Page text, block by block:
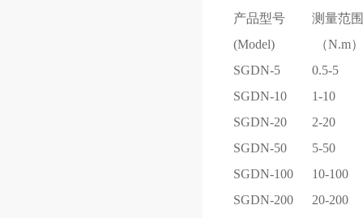
产品型号
(Model)
测量范围
（N.m）
SGDN-5
0.5-5
SGDN-10
1-10
SGDN-20
2-20
SGDN-50
5-50
SGDN-100
10-100
SGDN-200
20-200